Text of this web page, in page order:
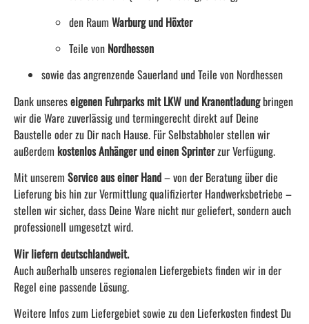
den Raum Warburg und Höxter
Teile von Nordhessen
sowie das angrenzende Sauerland und Teile von Nordhessen
Dank unsereseigenen Fuhrparks mit LKW und Kranentladungbringen
wir die Ware zuverlässig und termingerecht direkt auf Deine
Baustelle oder zu Dir nach Hause. Für Selbstabholer stellen wir
außerdem kostenlos Anhänger und einen Sprinterzur Verfügung.
Mit unserem Service aus einer Hand– von der Beratung über die
Lieferung bis hin zur Vermittlung qualifizierter Handwerksbetriebe –
stellen wir sicher, dass Deine Ware nicht nur geliefert, sondern auch
professionell umgesetzt wird.
Wir liefern deutschlandweit.
Auch außerhalb unseres regionalen Liefergebiets finden wir in der
Regel eine passende Lösung.
Weitere Infos zum Liefergebiet sowie zu den Lieferkosten findest Du